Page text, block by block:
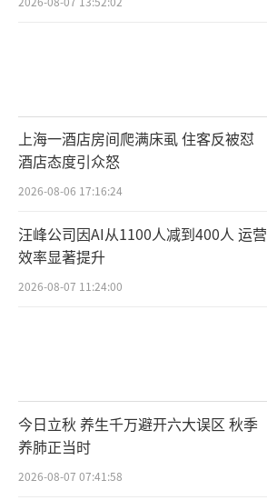
上海一酒店房间爬满床虱 住客反被怼
酒店态度引众怒
2026-08-06 17:16:24
汪峰公司因AI从1100人减到400人 运营
效率显著提升
2026-08-07 11:24:00
今日立秋 养生千万避开六大误区 秋季
养肺正当时
2026-08-07 07:41:58